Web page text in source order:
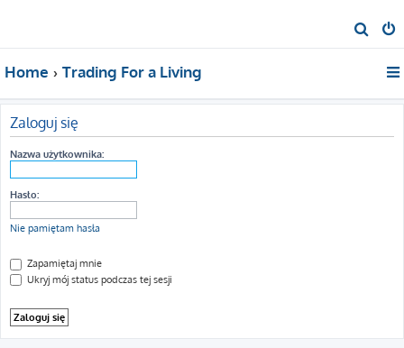
z
j
Home Trading For a Living
Zaloguj się
Nazwa użytkownika:
Hasło:
Nie pamiętam hasła
Zapamiętaj mnie
Ukryj mój status podczas tej sesji